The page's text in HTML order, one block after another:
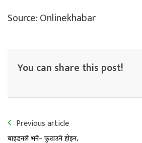
Source: Onlinekhabar
You can share this post!
Previous article
बाइडनले भने– फुटाउने होइन,